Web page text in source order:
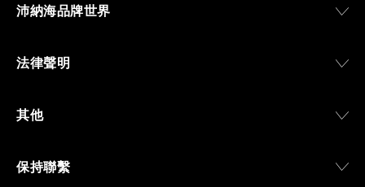
沛納海品牌世界
法律聲明
其他
保持聯繫